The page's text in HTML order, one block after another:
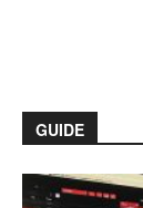
GUIDE